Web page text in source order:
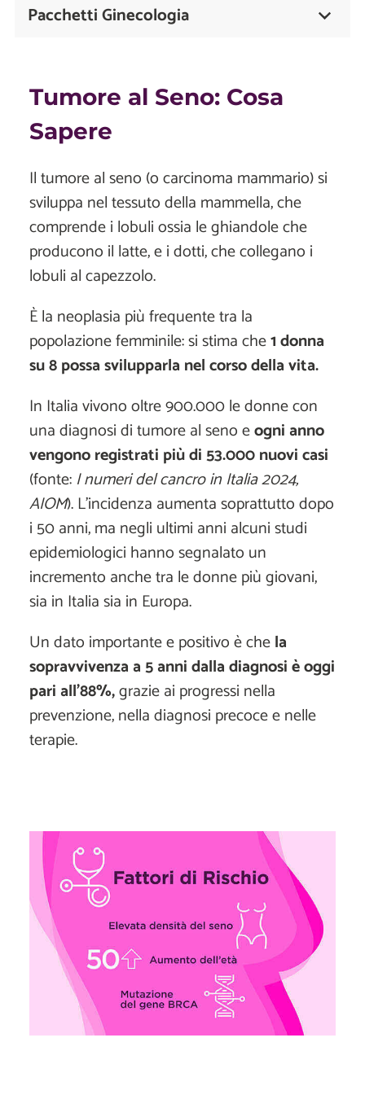
Pacchetti Ginecologia
Tumore al Seno: Cosa
Sapere
Il tumore al seno (o carcinoma mammario) si
sviluppa nel tessuto della mammella, che
comprende i lobuli ossia le ghiandole che
producono il latte, e i dotti, che collegano i
lobuli al capezzolo.
È la neoplasia più frequente tra la
popolazione femminile: si stima che1 donna
su 8 possa svilupparla nel corso della vita.
In Italia vivono oltre 900.000 le donne con
una diagnosi di tumore al seno eogni anno
vengono registrati più di 53.000 nuovi casi
(fonte: I numeri del cancro in Italia 2024,
AIOM). L’incidenza aumenta soprattutto dopo
i 50 anni, ma negli ultimi anni alcuni studi
epidemiologici hanno segnalato un
incremento anche tra le donne più giovani,
sia in Italia sia in Europa.
Un dato importante e positivo è chela
sopravvivenza a 5 anni dalla diagnosi è oggi
pari all'88%,grazie ai progressi nella
prevenzione, nella diagnosi precoce e nelle
terapie.